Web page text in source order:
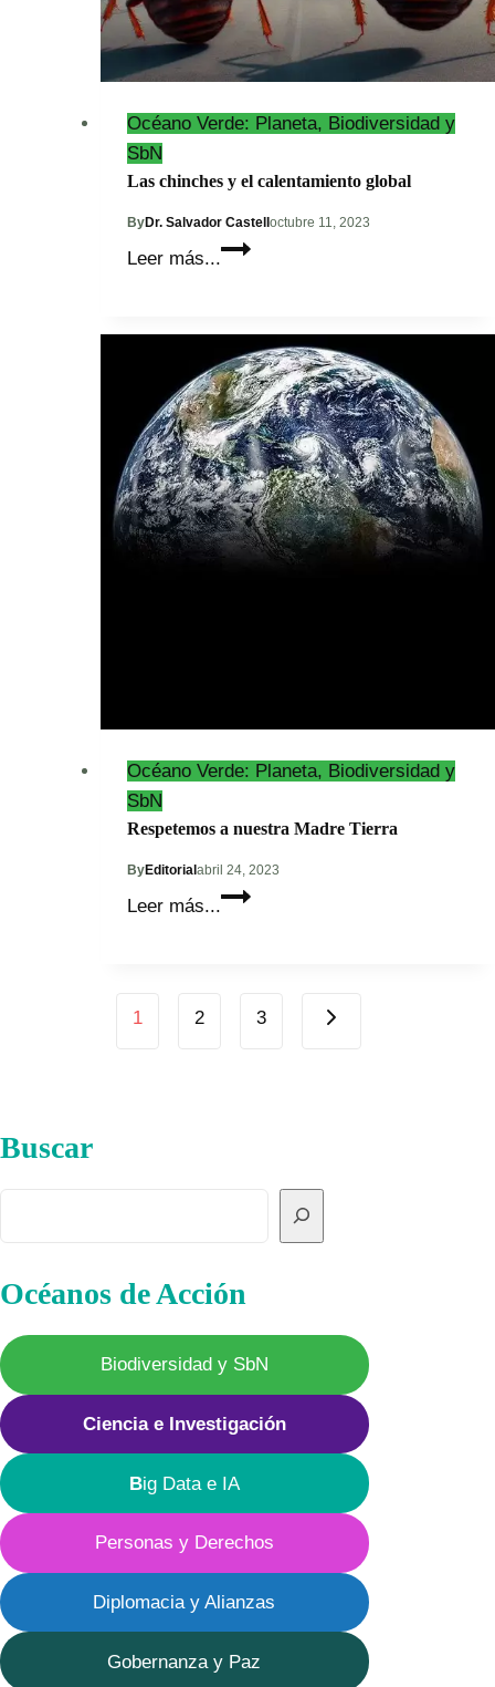
Océano Verde: Planeta, Biodiversidad y
SbN
Las chinches y el calentamiento global
ByDr. Salvador Castell octubre 11, 2023
Leer más...
Las
el
calentamiento
global
Océano Verde: Planeta, Biodiversidad y
SbN
Respetemos a nuestra Madre Tierra
ByEditorial abril 24, 2023
Leer más...
Respetemos
Tierra
1 2 3
Next
Buscar
Océanos de Acción
Biodiversidad y SbN
Ciencia e Investigación
Big Data e IA
Personas y Derechos
Diplomacia y Alianzas
Gobernanza y Paz